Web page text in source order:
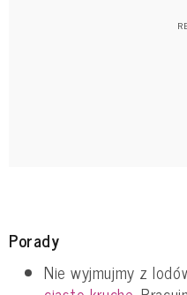
Porady
Nie wyjmujmy z